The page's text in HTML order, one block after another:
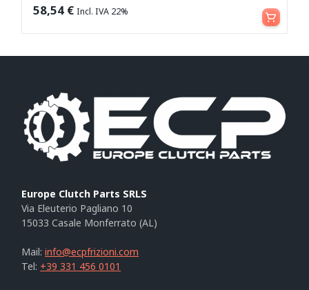
58,54 € Incl. IVA 22% Leggi tutto
Europe Clutch Parts SRLS
Via Eleuterio Pagliano 10
15033 Casale Monferrato (AL)
Mail:info@ecpfrizioni.com
Tel: +39 331 456 0101